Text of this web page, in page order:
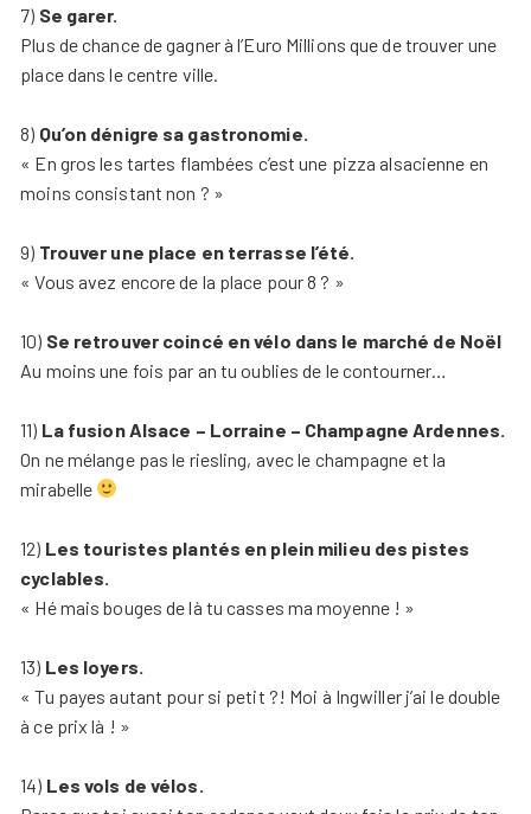
7) Se garer.
Plus de chance de gagner à l’Euro Millions que de trouver une
place dans le centre ville.
8) Qu’on dénigre sa gastronomie.
« En gros les tartes flambées c’est une pizza alsacienne en
moins consistant non ? »
9) Trouver une place en terrasse l’été.
« Vous avez encore de la place pour 8 ? »
10) Se retrouver coincé en vélo dans le marché de Noël
Au moins une fois par an tu oublies de le contourner…
11) La fusion Alsace – Lorraine – Champagne Ardennes.
On ne mélange pas le riesling, avec le champagne et la
mirabelle
12) Les touristes plantés en plein milieu des pistes
cyclables.
« Hé mais bouges de là tu casses ma moyenne ! »
13) Les loyers.
« Tu payes autant pour si petit ?! Moi à Ingwiller j’ai le double
à ce prix là ! »
14) Les vols de vélos.